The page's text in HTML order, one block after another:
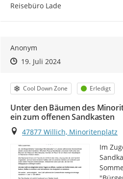
Reisebüro Lade
Anonym
Zeitpunkt des Erstellens
Zeitpunkt des Erstellens
19. Juli 2024Zur Äußerung
Kategorie
Cool Down Zone Status
Erledigt
Unter den Bäumen des
ein zum offenen Sandkasten
Ort
47877 Willich, Minoritenplatz
Im